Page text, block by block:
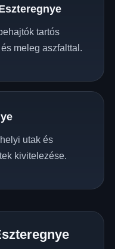
tartós
meleg aszfalttal.
utak és
kivitelezése.